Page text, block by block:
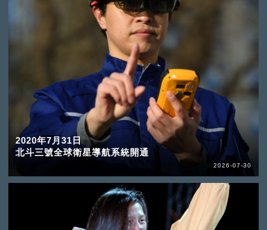
2020年7月31日
北斗三號全球衛星導航系統開通
2026-07-30